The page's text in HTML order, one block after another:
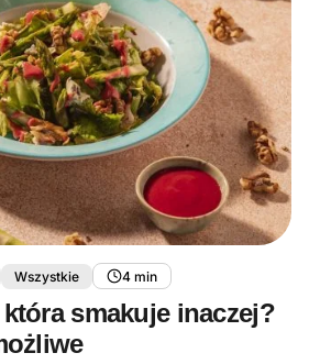
Wszystkie 4 min
smakuje inaczej?